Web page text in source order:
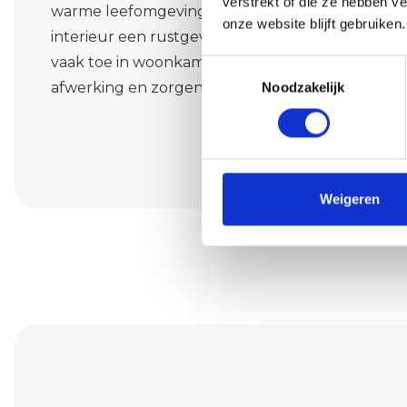
onze website blijft gebruiken.
Noodzakelijk
Weigeren
warme leefomgeving. Het reguleert vocht,
interieur een rustgevende uitstraling. In Sterksel
vaak toe in woonkamers en slaapkamers. We
afwerking en zorgen voor een precieze en